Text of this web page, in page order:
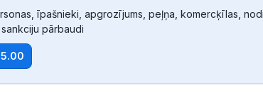
īpašnieki, apgrozījums, peļņa, komercķīlas,
sankciju pārbaudi